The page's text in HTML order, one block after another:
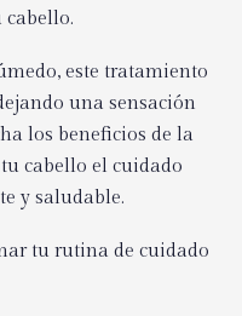
cabello.
este tratamiento
una sensación
los beneficios de la
cabello el cuidado
y saludable.
tu rutina de cuidado